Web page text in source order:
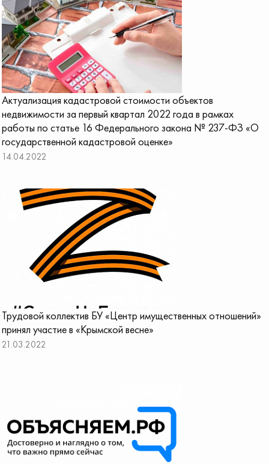
Актуализация кадастровой стоимости объектов
недвижимости за первый квартал 2022 года в рамках
работы по статье 16 Федерального закона № 237-ФЗ «О
государственной кадастровой оценке»
14.04.2022
Трудовой коллектив БУ «Центр имущественных отношений»
принял участие в «Крымской весне»
21.03.2022